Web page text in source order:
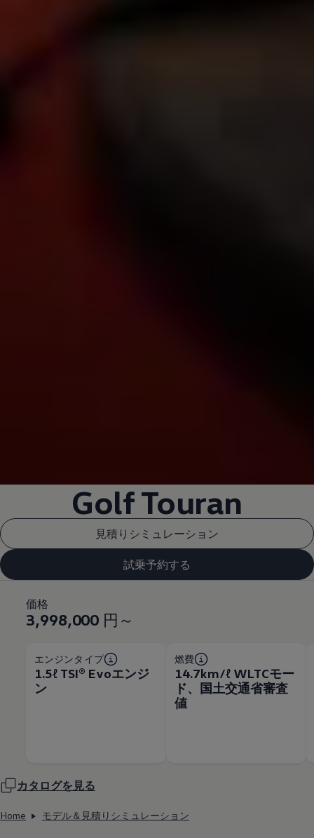
Golf Touran
見積りシミュレーション
試乗予約する
価格
3,998,000 円～
エンジンタイプ
1.5ℓ TSI®︎ Evoエンジ
ン
燃費
14.7km/ℓ WLTCモー
ド、国土交通省審査
値
カタログを見る
Home モデル＆見積りシミュレーション